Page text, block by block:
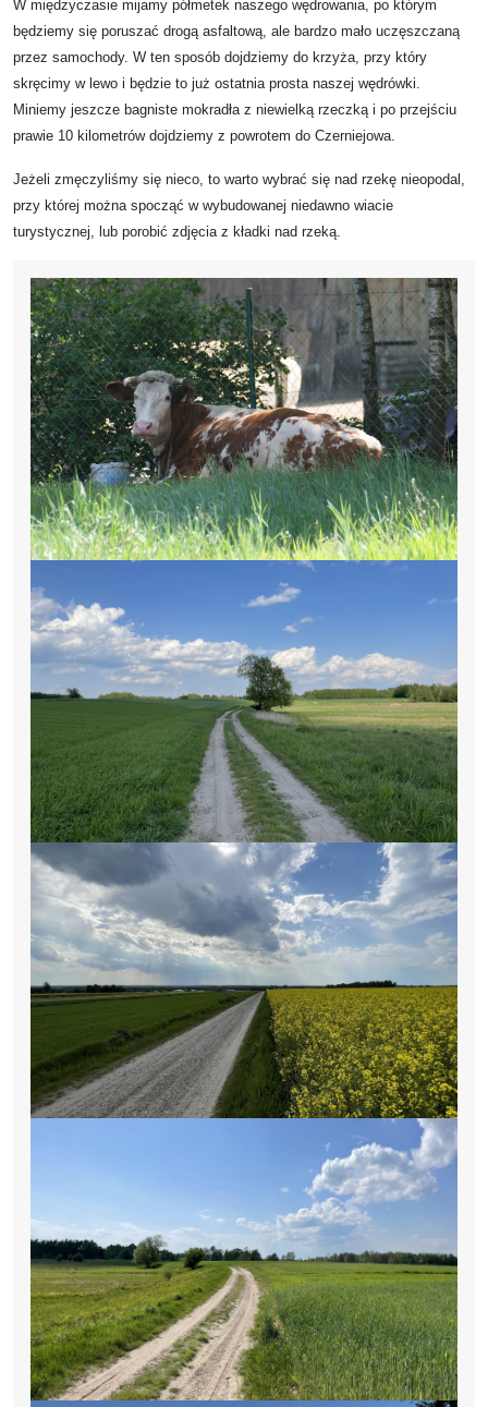
W międzyczasie mijamy półmetek naszego wędrowania, po którym
będziemy się poruszać drogą asfaltową, ale bardzo mało uczęszczaną
przez samochody. W ten sposób dojdziemy do krzyża, przy który
skręcimy w lewo i będzie to już ostatnia prosta naszej wędrówki.
Miniemy jeszcze bagniste mokradła z niewielką rzeczką i po przejściu
prawie 10 kilometrów dojdziemy z powrotem do Czerniejowa.
Jeżeli zmęczyliśmy się nieco, to warto wybrać się nad rzekę nieopodal,
przy której można spocząć w wybudowanej niedawno wiacie
turystycznej, lub porobić zdjęcia z kładki nad rzeką.